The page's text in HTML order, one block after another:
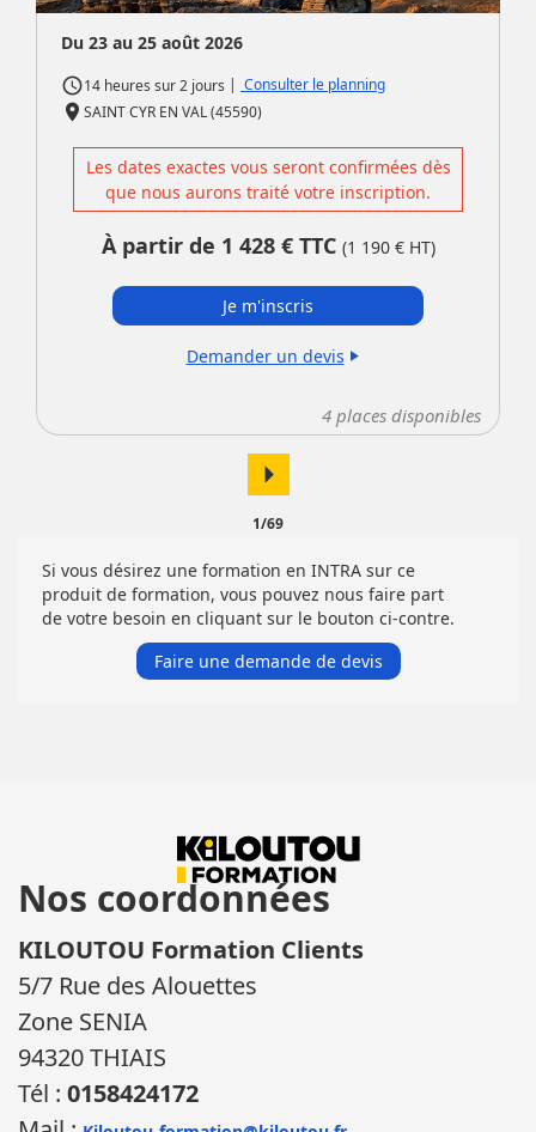
Du 23 au 25 août 2026
access_time14 heures sur2 jours | Consulter le planning
place SAINT CYR EN VAL (45590)
Les dates exactes vous seront confirmées dès
que nous aurons traité votre inscription.
À partir de 1 428 € TTC (1 190 € HT)
Je m'inscris
Demander un devis play_arrow
4 places disponibles
arrow_right
1/69
Si vous désirez une formation en INTRA sur ce
produit de formation, vous pouvez nous faire part
de votre besoin en cliquant sur le bouton ci-contre.
Faire une demande de devis
Nos coordonnées
KILOUTOU Formation Clients
5/7 Rue des Alouettes
Zone SENIA
94320 THIAIS
Tél : 0158424172